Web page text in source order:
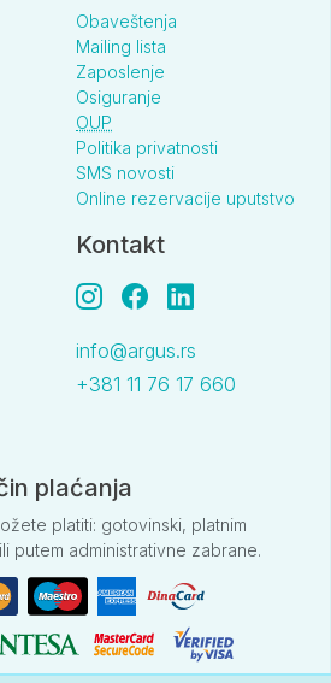
Obaveštenja
Mailing lista
Zaposlenje
Osiguranje
OUP
Politika privatnosti
SMS novosti
Online rezervacije uputstvo
Kontakt
info@argus.rs
+381 11 76 17 660
plaćanja
platiti: gotovinski, platnim
putem administrativne zabrane.